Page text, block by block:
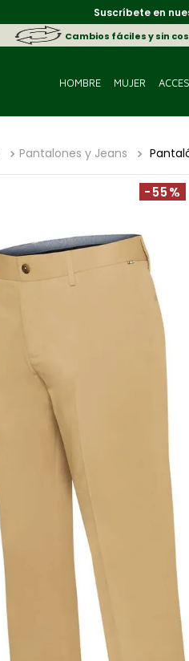
Suscríbete en
Cambios fáciles y sin
HOMBRE MUJER
Pantalones y Jeans
-55%